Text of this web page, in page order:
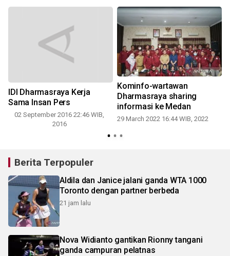
IDI Dharmasraya Kerja
Sama Insan Pers
02 September 2016 22:46 WIB,
2016
Kominfo-wartawan
Dharmasraya sharing
informasi ke Medan
29 March 2022 16:44 WIB, 2022
Berita Terpopuler
Aldila dan Janice jalani ganda WTA 1000
Toronto dengan partner berbeda
21 jam lalu
Nova Widianto gantikan Rionny tangani
ganda campuran pelatnas